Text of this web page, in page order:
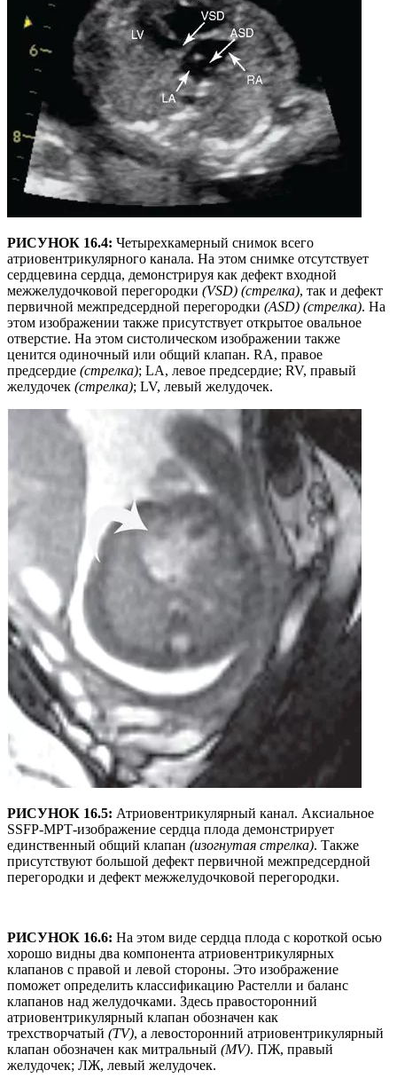
РИСУНОК 16.4: Четырехкамерный снимок всего
атриовентрикулярного канала. На этом снимке отсутствует
сердцевина сердца, демонстрируя как дефект входной
межжелудочковой перегородки (VSD) (стрелка), так и дефект
первичной межпредсердной перегородки (ASD) (стрелка). На
этом изображении также присутствует открытое овальное
отверстие. На этом систолическом изображении также
ценится одиночный или общий клапан. RA, правое
предсердие (стрелка); LA, левое предсердие; RV, правый
желудочек (стрелка); LV, левый желудочек.
РИСУНОК 16.5: Атриовентрикулярный канал. Аксиальное
SSFP-МРТ-изображение сердца плода демонстрирует
единственный общий клапан (изогнутая стрелка). Также
присутствуют большой дефект первичной межпредсердной
перегородки и дефект межжелудочковой перегородки.
РИСУНОК 16.6: На этом виде сердца плода с короткой осью
хорошо видны два компонента атриовентрикулярных
клапанов с правой и левой стороны. Это изображение
поможет определить классификацию Растелли и баланс
клапанов над желудочками. Здесь правосторонний
атриовентрикулярный клапан обозначен как
трехстворчатый (TV), а левосторонний атриовентрикулярный
клапан обозначен как митральный (MV). ПЖ, правый
желудочек; ЛЖ, левый желудочек.